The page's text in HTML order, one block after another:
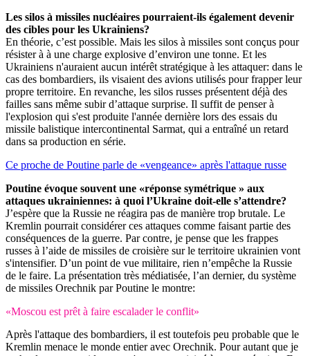
Les silos à missiles nucléaires pourraient-ils également devenir
des cibles pour les Ukrainiens?
En théorie, c’est possible. Mais les silos à missiles sont conçus pour
résister à à une charge explosive d’environ une tonne. Et les
Ukrainiens n'auraient aucun intérêt stratégique à les attaquer: dans le
cas des bombardiers, ils visaient des avions utilisés pour frapper leur
propre territoire. En revanche, les silos russes présentent déjà des
failles sans même subir d’attaque surprise. Il suffit de penser à
l'explosion qui s'est produite l'année dernière lors des essais du
missile balistique intercontinental Sarmat, qui a entraîné un retard
dans sa production en série.
Ce proche de Poutine parle de «vengeance» après l'attaque russe
Poutine évoque souvent une «réponse symétrique » aux
attaques ukrainiennes: à quoi l’Ukraine doit-elle s’attendre?
J’espère que la Russie ne réagira pas de manière trop brutale. Le
Kremlin pourrait considérer ces attaques comme faisant partie des
conséquences de la guerre. Par contre, je pense que les frappes
russes à l’aide de missiles de croisière sur le territoire ukrainien vont
s'intensifier. D’un point de vue militaire, rien n’empêche la Russie
de le faire. La présentation très médiatisée, l’an dernier, du système
de missiles Orechnik par Poutine le montre:
«Moscou est prêt à faire escalader le conflit»
Après l'attaque des bombardiers, il est toutefois peu probable que le
Kremlin menace le monde entier avec Orechnik. Pour autant que je